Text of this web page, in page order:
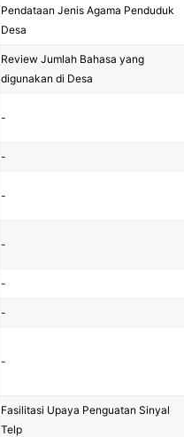
Pendataan Jenis Agama Penduduk
Desa
Review Jumlah Bahasa yang
digunakan di Desa
-
-
-
-
-
-
-
Fasilitasi Upaya Penguatan Sinyal
Telp